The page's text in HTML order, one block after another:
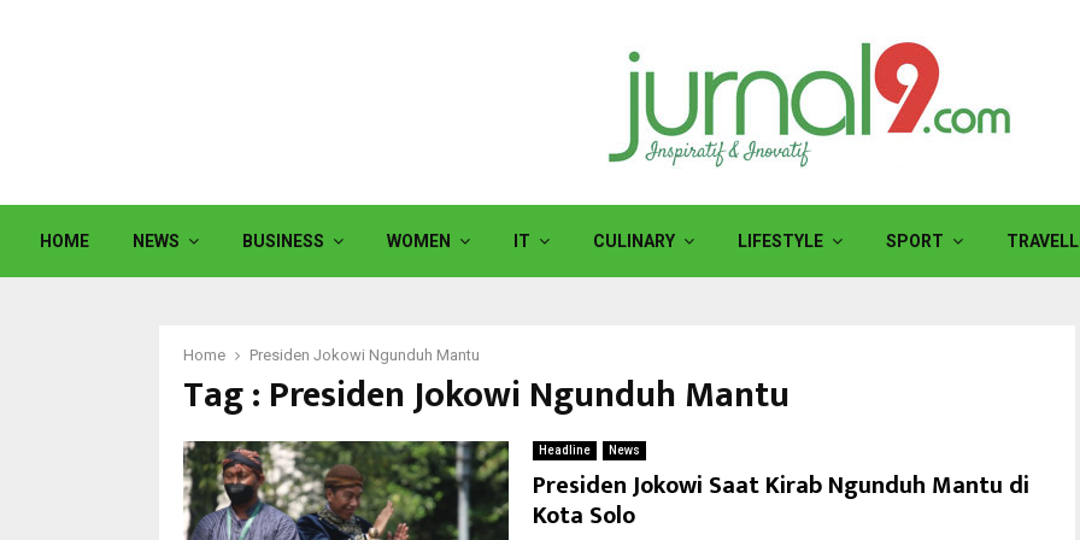
HOME NEWS BUSINESS WOMEN IT CULINARY LIFESTYLE SPORT
Home Presiden Jokowi Ngunduh Mantu
Tag : Presiden Jokowi Ngunduh Mantu
Headline News
Presiden Jokowi Saat Kirab Ngunduh Mantu di
Kota Solo